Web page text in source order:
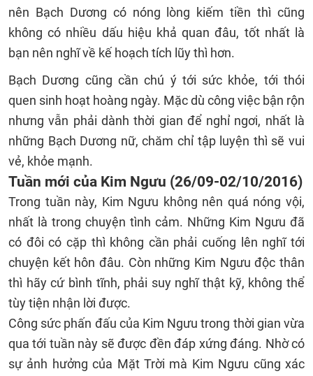
nên Bạch Dương có nóng lòng kiếm tiền thì cũng
không có nhiều dấu hiệu khả quan đâu, tốt nhất là
bạn nên nghĩ về kế hoạch tích lũy thì hơn.
Bạch Dương cũng cần chú ý tới sức khỏe, tới thói
quen sinh hoạt hoàng ngày. Mặc dù công việc bận rộn
nhưng vẫn phải dành thời gian để nghỉ ngơi, nhất là
những Bạch Dương nữ, chăm chỉ tập luyện thì sẽ vui
vẻ, khỏe mạnh.
Tuần mới của Kim Ngưu (26/09-02/10/2016)
Trong tuần này, Kim Ngưu không nên quá nóng vội,
nhất là trong chuyện tình cảm. Những Kim Ngưu đã
có đôi có cặp thì không cần phải cuống lên nghĩ tới
chuyện kết hôn đâu. Còn những Kim Ngưu độc thân
thì hãy cứ bình tĩnh, phải suy nghĩ thật kỹ, không thể
tùy tiện nhận lời được.
Công sức phấn đấu của Kim Ngưu trong thời gian vừa
qua tới tuần này sẽ được đền đáp xứng đáng. Nhờ có
sự ảnh hưởng của Mặt Trời mà Kim Ngưu cũng xác